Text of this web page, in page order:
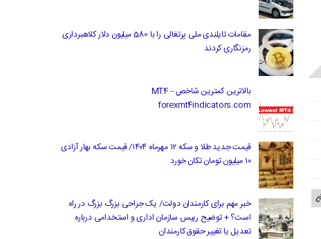
مقامات تایلندی ملی پرتغالی را با 580 میلیون دلار کلاهبرداری
رمزنگاری کردند
بالاترین کمترین شاخص MT4 –
forexmt4indicators.com
قیمت جدید طلا و سکه ۱۲ مهرماه ۱۴۰۴/ قیمت سکه بهار آزادی
۱۰ میلیون تومان تکان خورد
خبر مهم برای کارمندان دولت/ یک جراحی بزرگ بزرگ در راه
است؟ + توضیح رییس سازمان اداری و استخدامی درباره
تعدیل یا تغییر حقوق کارمندان